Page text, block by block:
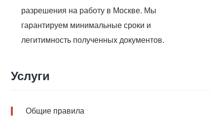
разрешения на работу в Москве. Мы
гарантируем минимальные сроки и
легитимность полученных документов.
Услуги
Общие правила